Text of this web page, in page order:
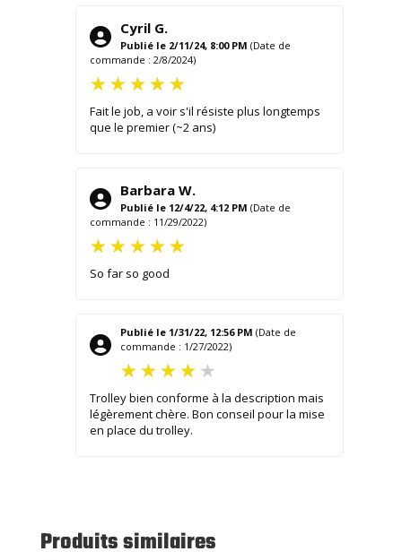
Cyril G.
Publié le 2/11/24, 8:00 PM (Date de
commande : 2/8/2024)
Fait le job, a voir s'il résiste plus longtemps
que le premier (~2 ans)
Barbara W.
Publié le 12/4/22, 4:12 PM (Date de
commande : 11/29/2022)
So far so good
Publié le 1/31/22, 12:56 PM (Date de
commande : 1/27/2022)
Trolley bien conforme à la description mais
légèrement chère. Bon conseil pour la mise
en place du trolley.
Produits similaires